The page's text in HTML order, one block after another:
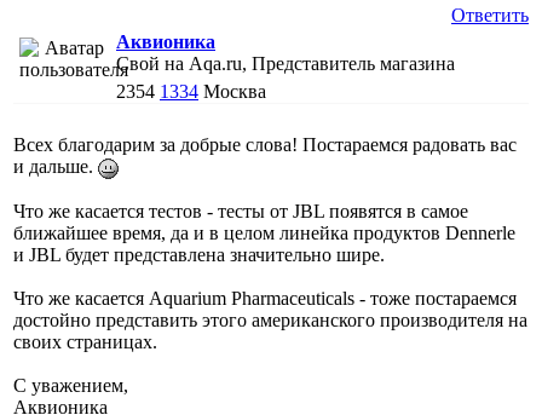
Ответить
Аквионика
Свой на Aqa.ru, Представитель магазина
2354 1334 Москва
Всех благодарим за добрые слова! Постараемся радовать вас
и дальше.
Что же касается тестов - тесты от JBL появятся в самое
ближайшее время, да и в целом линейка продуктов Dennerle
и JBL будет представлена значительно шире.
Что же касается Aquarium Pharmaceuticals - тоже постараемся
достойно представить этого американского производителя на
своих страницах.
С уважением,
Аквионика